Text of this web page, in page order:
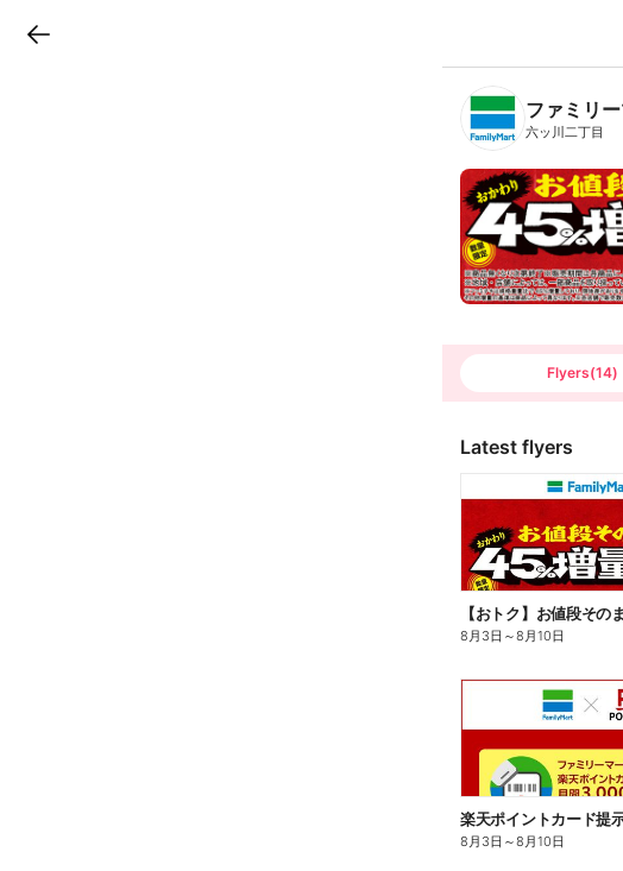
B
n
T
ファミリ
六ッ川二丁目
Flyers(14)
Latest flyers
8月3日 ～8月10日
8月3日 ～8月10日